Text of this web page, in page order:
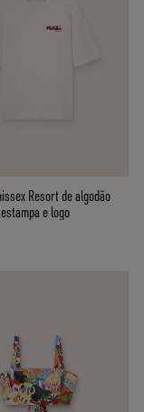
Resort de algodão
e logo